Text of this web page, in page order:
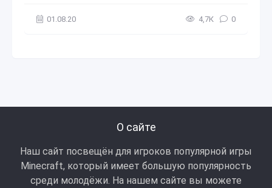
01.08.20 4,7К 0
О сайте
Наш сайт посвещён для игроков популярной игры
Minecraft, который имеет большую популярность
среди молодёжи. На нашем сайте вы можете